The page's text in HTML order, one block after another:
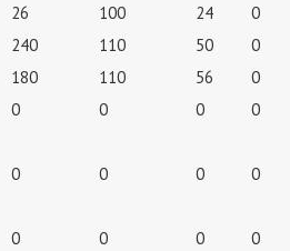
26 100 24
0
240 110 50
0
180 110 56
0
0 0 0 0
0 0 0 0
0 0 0 0